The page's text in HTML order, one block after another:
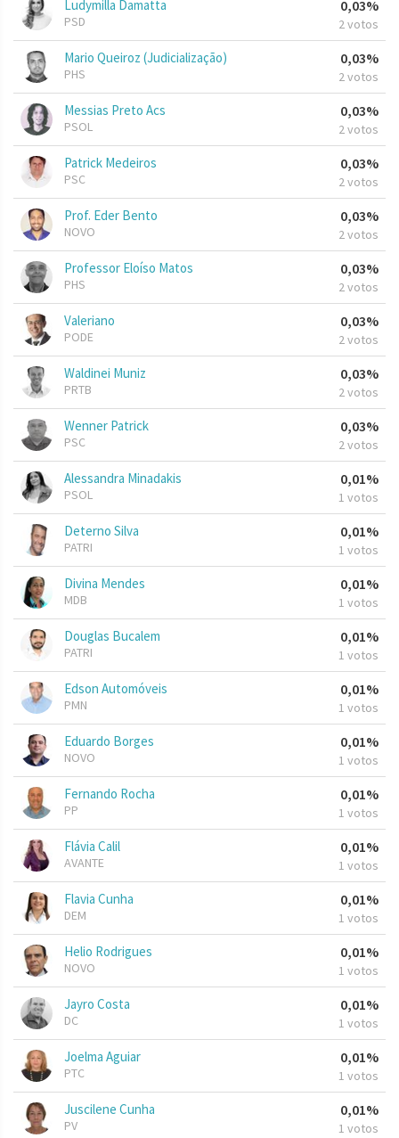
Ludymilla Damatta
PSD
0,03%
2 votos
Mario Queiroz (Judicialização)
PHS
0,03%
2 votos
Messias Preto Acs
PSOL
0,03%
2 votos
Patrick Medeiros
PSC
0,03%
2 votos
Prof. Eder Bento
NOVO
0,03%
2 votos
Professor Eloíso Matos
PHS
0,03%
2 votos
Valeriano
PODE
0,03%
2 votos
Waldinei Muniz
PRTB
0,03%
2 votos
Wenner Patrick
PSC
0,03%
2 votos
Alessandra Minadakis
PSOL
0,01%
1 votos
Deterno Silva
PATRI
0,01%
1 votos
Divina Mendes
MDB
0,01%
1 votos
Douglas Bucalem
PATRI
0,01%
1 votos
Edson Automóveis
PMN
0,01%
1 votos
Eduardo Borges
NOVO
0,01%
1 votos
Fernando Rocha
PP
0,01%
1 votos
Flávia Calil
AVANTE
0,01%
1 votos
Flavia Cunha
DEM
0,01%
1 votos
Helio Rodrigues
NOVO
0,01%
1 votos
Jayro Costa
DC
0,01%
1 votos
Joelma Aguiar
PTC
0,01%
1 votos
Juscilene Cunha
PV
0,01%
1 votos